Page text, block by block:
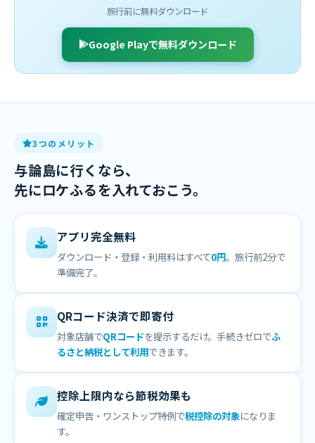
旅行前に無料ダウンロード
Google Playで無料ダウンロード
3つのメリット
与論島に行くなら、
先にロケふるを入れておこう。
アプリ完全無料
ダウンロード・登録・利用料はすべて0円。旅行前2分で
準備完了。
QRコード決済で即寄付
対象店舗でQRコードを提示するだけ。手続きゼロでふ
るさと納税として利用できます。
控除上限内なら節税効果も
確定申告・ワンストップ特例で税控除の対象になりま
す。